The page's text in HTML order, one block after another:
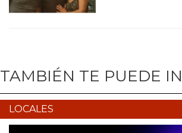
TAMBIÉN TE PUEDE
LOCALES